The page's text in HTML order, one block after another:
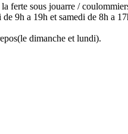
ferte sous jouarre /
9h a 19h et samedi de 8h a
dimanche et lundi).